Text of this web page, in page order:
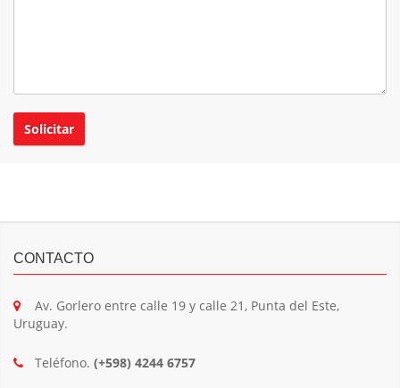
CONTACTO
Av. Gorlero entre calle 19 y calle 21, Punta del Este,
Uruguay.
Teléfono. (+598) 4244 6757